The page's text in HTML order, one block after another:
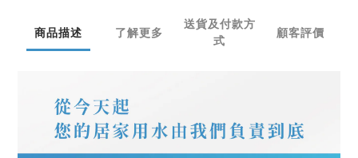
商品描述 了解更多
送貨及付款方
式
顧客評價